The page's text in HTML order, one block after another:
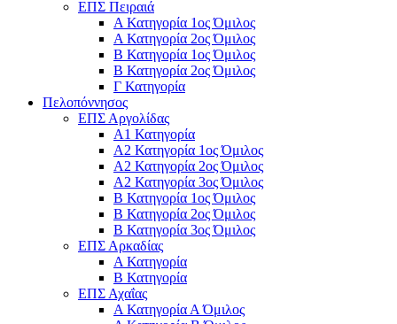
ΕΠΣ Πειραιά
Α Κατηγορία 1ος Όμιλος
Α Κατηγορία 2ος Όμιλος
Β Κατηγορία 1ος Όμιλος
Β Κατηγορία 2ος Όμιλος
Γ Κατηγορία
Πελοπόννησος
ΕΠΣ Αργολίδας
Α1 Κατηγορία
Α2 Κατηγορία 1ος Όμιλος
Α2 Κατηγορία 2ος Όμιλος
Α2 Κατηγορία 3ος Όμιλος
Β Κατηγορία 1ος Όμιλος
Β Κατηγορία 2ος Όμιλος
Β Κατηγορία 3ος Όμιλος
ΕΠΣ Αρκαδίας
Α Κατηγορία
Β Κατηγορία
ΕΠΣ Αχαΐας
Α Κατηγορία Α Όμιλος